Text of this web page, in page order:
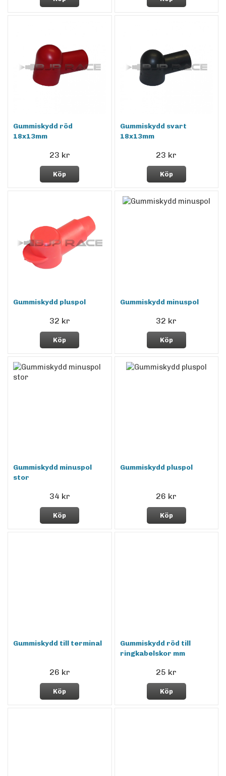
Gummiskydd röd
18x13mm
23 kr
Köp
Gummiskydd svart
18x13mm
23 kr
Köp
Gummiskydd pluspol
32 kr
Köp
Gummiskydd minuspol
32 kr
Köp
Gummiskydd minuspol
stor
34 kr
Köp
Gummiskydd pluspol
26 kr
Köp
Gummiskydd till terminal
26 kr
Köp
Gummiskydd röd till
ringkabelskor mm
25 kr
Köp